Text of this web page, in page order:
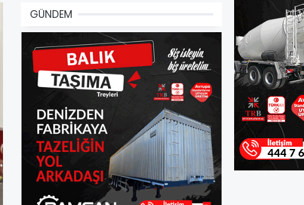
GÜNDEM